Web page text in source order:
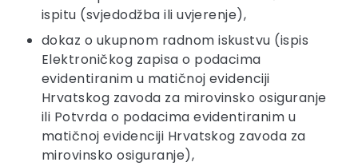
ispitu (svjedodžba ili uvjerenje),
dokaz o ukupnom radnom iskustvu (ispis
Elektroničkog zapisa o podacima
evidentiranim u matičnoj evidenciji
Hrvatskog zavoda za mirovinsko osiguranje
ili Potvrda o podacima evidentiranim u
matičnoj evidenciji Hrvatskog zavoda za
mirovinsko osiguranje),